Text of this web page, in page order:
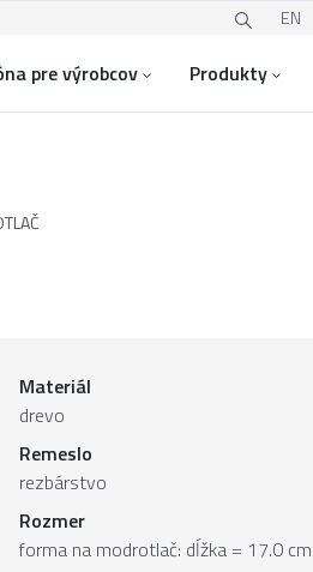
EN
pre výrobcov Produkty
Materiál
drevo
Remeslo
rezbárstvo
Rozmer
forma na modrotlač: dĺžka = 17.0 cm